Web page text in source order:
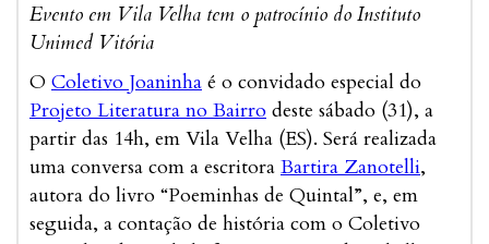
Evento em Vila Velha tem o patrocínio do Instituto
Unimed Vitória
O Coletivo Joaninha é o convidado especial do
Projeto Literatura no Bairro deste sábado (31), a
partir das 14h, em Vila Velha (ES). Será realizada
uma conversa com a escritora Bartira Zanotelli,
autora do livro “Poeminhas de Quintal”, e, em
seguida, a contação de história com o Coletivo